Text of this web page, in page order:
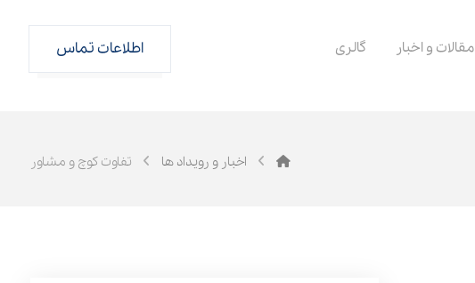
مقالات و اخبار گالری اطلاعات تماس
اخبار و رویداد ها تفاوت کوچ و مشاور